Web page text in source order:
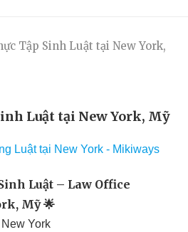
Tập Sinh Luật tại New York,
Luật tại New York, Mỹ
Luật – Law Office
Mỹ 🌟
York